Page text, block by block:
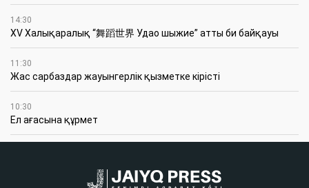
14:30
XV Халықаралық “舞蹈世界 Удао шыжие” атты би байқауы
11:30
Жас сарбаздар жауынгерлік қызметке кірісті
10:30
Ел ағасына құрмет